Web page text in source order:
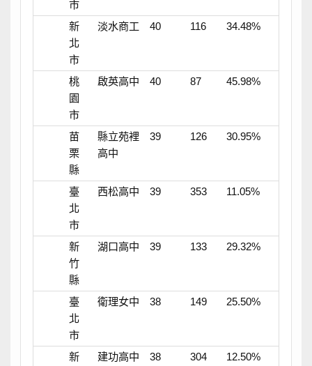
市
新
北
市
淡水商工 40 116 34.48%
桃
園
市
啟英高中 40 87 45.98%
苗
栗
縣
縣立苑裡
高中
39 126 30.95%
臺
北
市
西松高中 39 353 11.05%
新
竹
縣
湖口高中 39 133 29.32%
臺
北
市
衛理女中 38 149 25.50%
新
建功高中 38 304 12.50%